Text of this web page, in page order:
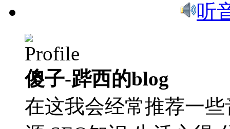
听
傻子-跸西的blog
在这我会经常推荐一